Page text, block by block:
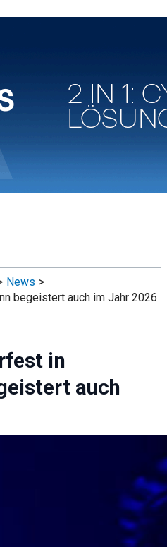
News
begeistert auch im Jahr 2026
in
auch